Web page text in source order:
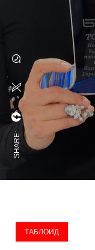
SHARE:
ТАБЛОИД